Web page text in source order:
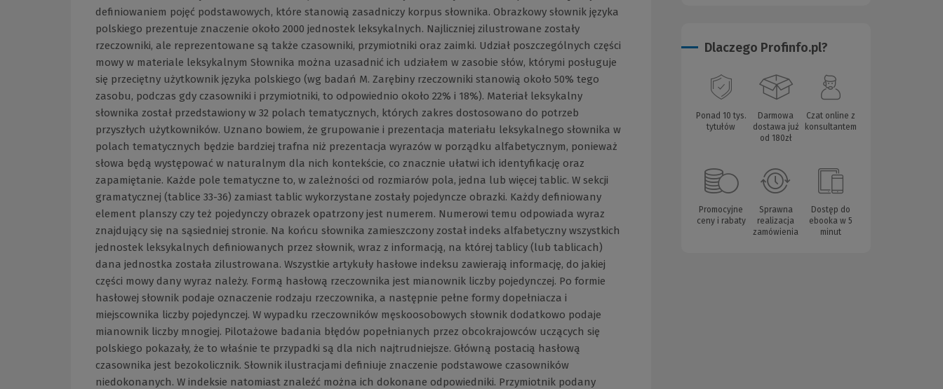
definiowaniem pojęć podstawowych, które stanowią zasadniczy korpus słownika. Obrazkowy słownik języka
polskiego prezentuje znaczenie około 2000 jednostek leksykalnych. Najliczniej zilustrowane zostały
rzeczowniki, ale reprezentowane są także czasowniki, przymiotniki oraz zaimki. Udział poszczególnych części
mowy w materiale leksykalnym Słownika można uzasadnić ich udziałem w zasobie słów, którymi posługuje
się przeciętny użytkownik języka polskiego (wg badań M. Zarębiny rzeczowniki stanowią około 50% tego
zasobu, podczas gdy czasowniki i przymiotniki, to odpowiednio około 22% i 18%). Materiał leksykalny
słownika został przedstawiony w 32 polach tematycznych, których zakres dostosowano do potrzeb
przyszłych użytkowników. Uznano bowiem, że grupowanie i prezentacja materiału leksykalnego słownika w
polach tematycznych będzie bardziej trafna niż prezentacja wyrazów w porządku alfabetycznym, ponieważ
słowa będą występować w naturalnym dla nich kontekście, co znacznie ułatwi ich identyfikację oraz
zapamiętanie. Każde pole tematyczne to, w zależności od rozmiarów pola, jedna lub więcej tablic. W sekcji
gramatycznej (tablice 33-36) zamiast tablic wykorzystane zostały pojedyncze obrazki. Każdy definiowany
element planszy czy też pojedynczy obrazek opatrzony jest numerem. Numerowi temu odpowiada wyraz
znajdujący się na sąsiedniej stronie. Na końcu słownika zamieszczony został indeks alfabetyczny wszystkich
jednostek leksykalnych definiowanych przez słownik, wraz z informacją, na której tablicy (lub tablicach)
dana jednostka została zilustrowana. Wszystkie artykuły hasłowe indeksu zawierają informację, do jakiej
części mowy dany wyraz należy. Formą hasłową rzeczownika jest mianownik liczby pojedynczej. Po formie
hasłowej słownik podaje oznaczenie rodzaju rzeczownika, a następnie pełne formy dopełniacza i
miejscownika liczby pojedynczej. W wypadku rzeczowników męskoosobowych słownik dodatkowo podaje
mianownik liczby mnogiej. Pilotażowe badania błędów popełnianych przez obcokrajowców uczących się
polskiego pokazały, że to właśnie te przypadki są dla nich najtrudniejsze. Główną postacią hasłową
czasownika jest bezokolicznik. Słownik ilustracjami definiuje znaczenie podstawowe czasowników
niedokonanych. W indeksie natomiast znaleźć można ich dokonane odpowiedniki. Przymiotnik podany
Dlaczego Profinfo.pl?
Ponad 10 tys.
tytułów
Darmowa
dostawa już
od 180zł
Czat online z
konsultantem
Promocyjne
ceny i rabaty
Sprawna
realizacja
zamówienia
Dostęp do
ebooka w 5
minut